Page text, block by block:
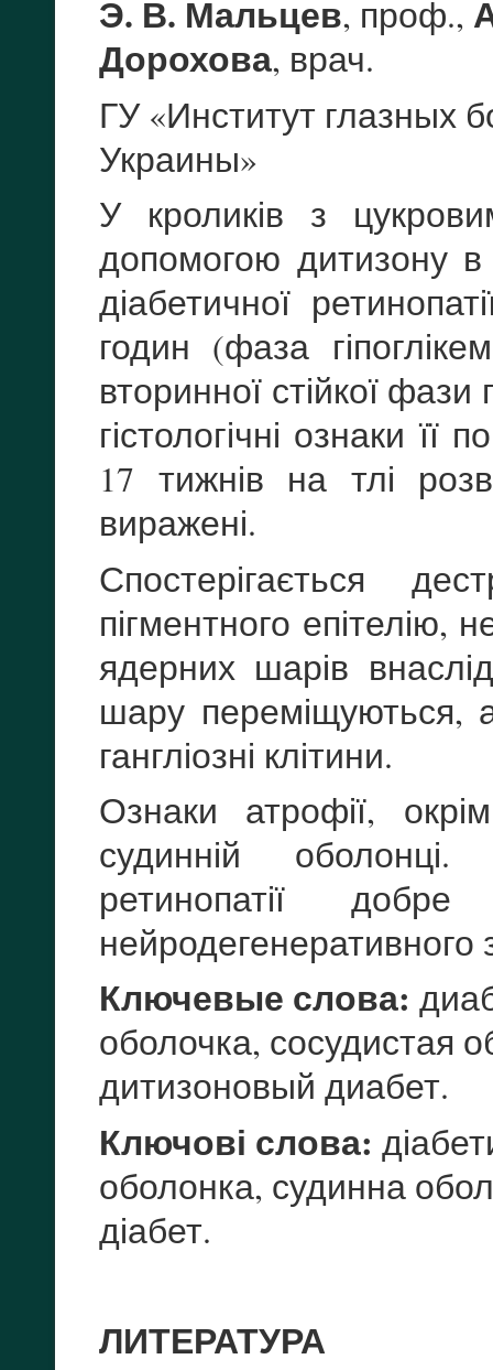
Э. В. Мальцев, проф.,
Дорохова, врач.
ГУ «Институт глазных
Украины»
У кроликів з
допомогою дитизону в
діабетичної
годин (фаза
вторинної стійкої фази
гістологічні ознаки
17 тижнів на тлі
виражені.
Спостерігається
пігментного епітелію,
ядерних шарів
шару переміщуються,
гангліозні клітини.
Ознаки атрофії,
судинній
ретинопатії
Ключевые слова:
оболочка, сосудистая
дитизоновый диабет.
Ключові слова:
оболонка, судинна
діабет.
ЛИТЕРАТУРА